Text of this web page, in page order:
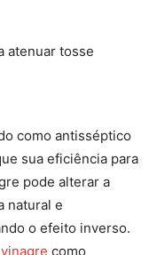
atenuar tosse
como antisséptico
sua eficiência para
pode alterar a
natural e
o efeito inverso.
como